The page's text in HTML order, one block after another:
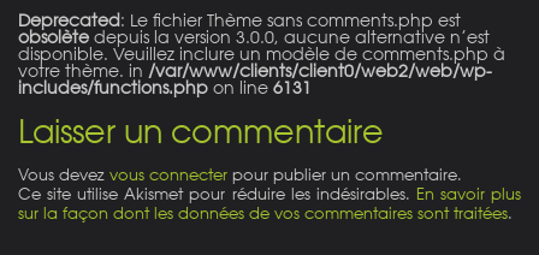
Deprecated: Le fichier Thème sans comments.php est
obsolète depuis la version 3.0.0, aucune alternative n’est
disponible. Veuillez inclure un modèle de comments.php à
votre thème. in /var/www/clients/client0/web2/web/wp-
includes/functions.php on line 6131
Laisser un commentaire
Vous devez vous connecter pour publier un commentaire.
Ce site utilise Akismet pour réduire les indésirables. En savoir plus
sur la façon dont les données de vos commentaires sont traitées.